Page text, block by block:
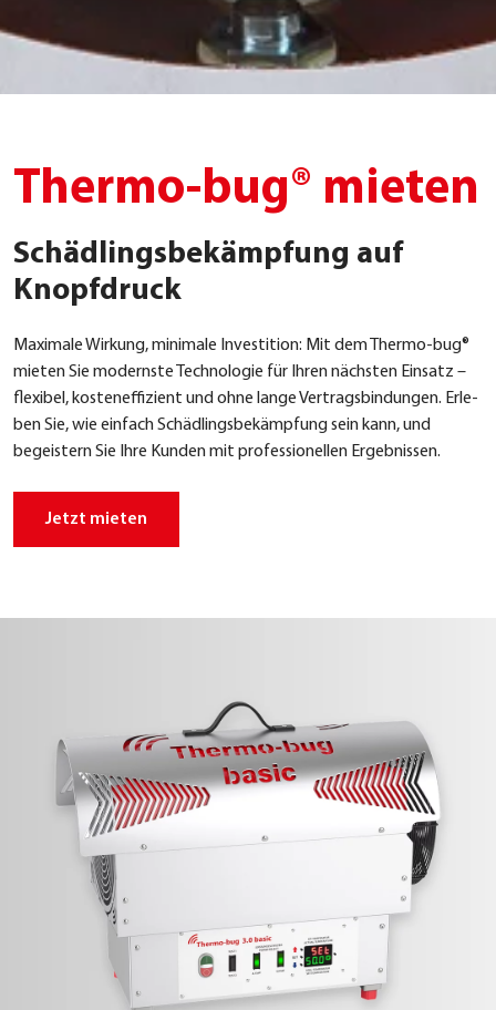
Thermo-bug® mieten
Schädlingsbekämpfung auf
Knopfdruck
Maxi­ma­le Wir­kung, mini­ma­le Inves­ti­ti­on: Mit dem Ther­mo-bug®
mie­ten Sie moderns­te Tech­no­lo­gie für Ihren nächs­ten Ein­satz –
fle­xi­bel, kos­ten­ef­fi­zi­ent und ohne lan­ge Ver­trags­bin­dun­gen. Erle­
ben Sie, wie ein­fach Schäd­lings­be­kämp­fung sein kann, und
begeis­tern Sie Ihre Kun­den mit pro­fes­sio­nel­len Ergeb­nis­sen.
Jetzt mie­ten